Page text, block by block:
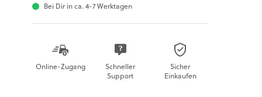
Bei Dir in ca. 4-7 Werktagen
Online-Zugang
Schneller
Support
Sicher
Einkaufen